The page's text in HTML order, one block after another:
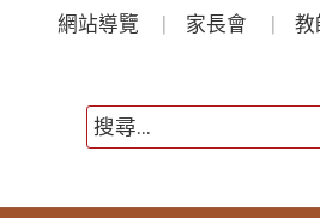
網站導覽 家長會 教